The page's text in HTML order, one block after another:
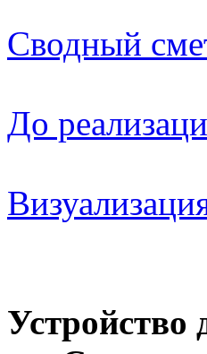
Сводный
До
Устройство